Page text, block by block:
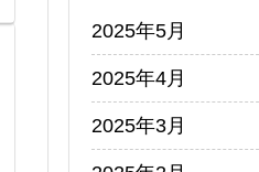
2025年5月
2025年4月
2025年3月